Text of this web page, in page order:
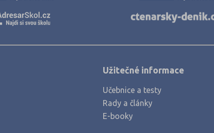
Kolín (2)
Užitečné informace
Učebnice a testy
Rady a články
E-booky